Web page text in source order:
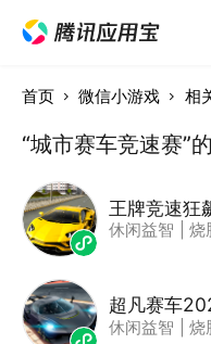
首页 微信小游戏 相
“城市赛车竞速赛”
王牌竞速狂
休闲益智 烧
超凡赛车
休闲益智 烧